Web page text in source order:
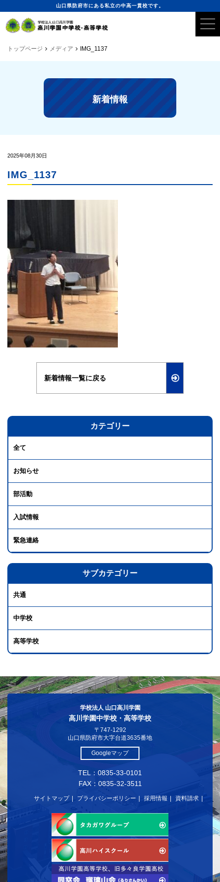
山口県防府市にある私立の中高一貫校です。
トップページ メディア IMG_1137
新着情報
2025年08月30日
IMG_1137
新着情報一覧に戻る
カテゴリー
全て
お知らせ
部活動
入試情報
緊急連絡
サブカテゴリー
共通
中学校
高等学校
学校法人 山口高川学園
高川学園中学校・高等学校
〒747-1292
山口県防府市大字台道3635番地
Googleマップ
TEL：0835-33-0101
FAX：0835-32-3511
サイトマップ プライバシーポリシー 採用情報 資料請求